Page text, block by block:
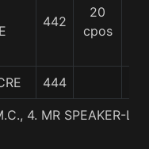
442
20
cpos
444
4. MR SPEAKER-